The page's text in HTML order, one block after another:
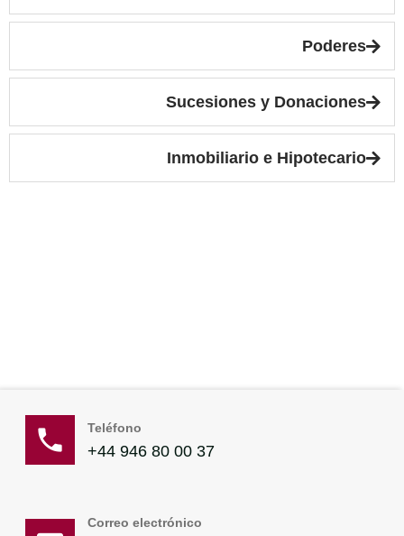
Poderes
Sucesiones y Donaciones
Inmobiliario e Hipotecario
Teléfono
+44 946 80 00 37
Correo electrónico